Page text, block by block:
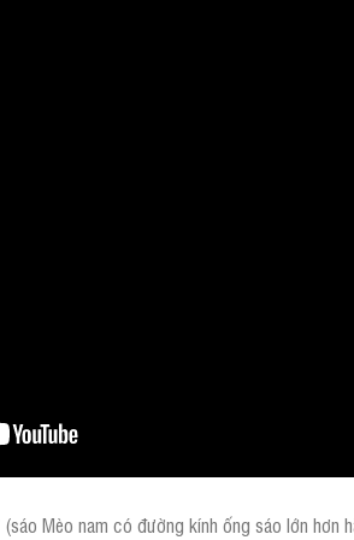
(sáo Mèo nam có đường kính ống sáo lớn hơn